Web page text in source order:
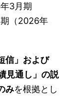
3月期
（2026年
信」および
見通し」の説
みを根拠とし